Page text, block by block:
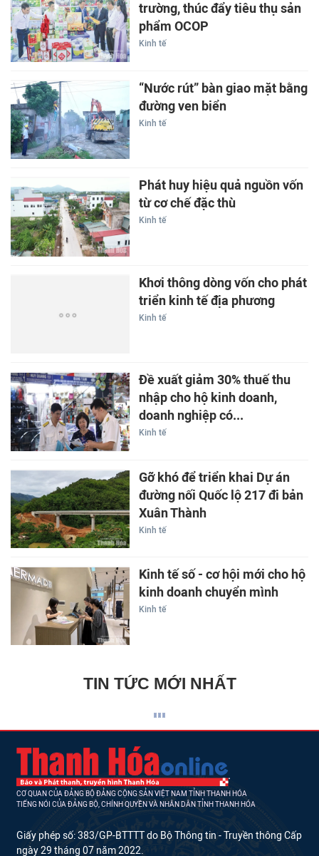
trường, thúc đẩy tiêu thụ sản
phẩm OCOP
Kinh tế
“Nước rút” bàn giao mặt bằng
đường ven biển
Kinh tế
Phát huy hiệu quả nguồn vốn
từ cơ chế đặc thù
Kinh tế
Khơi thông dòng vốn cho phát
triển kinh tế địa phương
Kinh tế
Đề xuất giảm 30% thuế thu
nhập cho hộ kinh doanh,
doanh nghiệp có...
Kinh tế
Gỡ khó để triển khai Dự án
đường nối Quốc lộ 217 đi bản
Xuân Thành
Kinh tế
Kinh tế số - cơ hội mới cho hộ
kinh doanh chuyển mình
Kinh tế
TIN TỨC MỚI NHẤT
CƠ QUAN CỦA ĐẢNG BỘ ĐẢNG CỘNG SẢN VIỆT NAM TỈNH THANH HÓA
TIẾNG NÓI CỦA ĐẢNG BỘ, CHÍNH QUYỀN VÀ NHÂN DÂN TỈNH THANH HÓA
Giấy phép số: 383/GP-BTTTT do Bộ Thông tin - Truyền thông Cấp
ngày 29 tháng 07 năm 2022.